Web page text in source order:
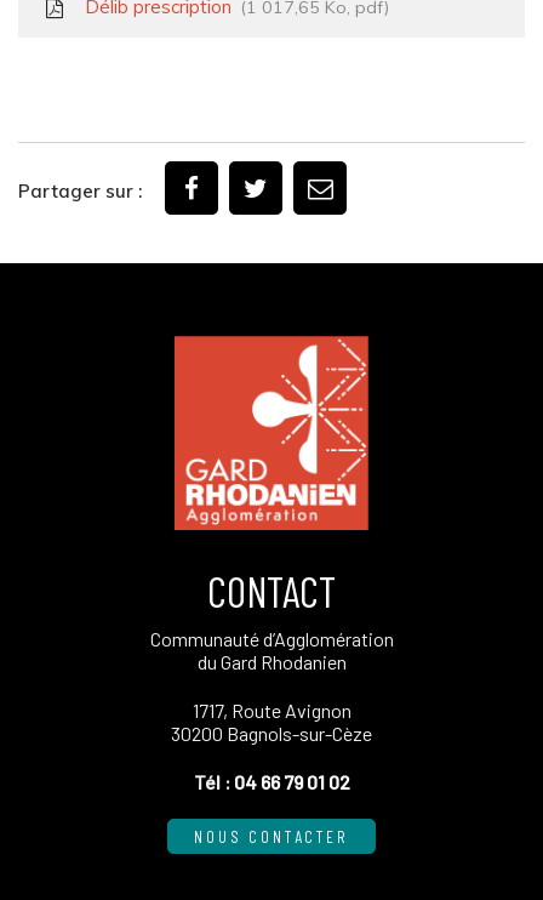
Délib prescription 1 017,65 Ko, pdf
Partager sur :
CONTACT
Communauté d’Agglomération
du Gard Rhodanien
1717, Route Avignon
30200 Bagnols-sur-Cèze
Tél : 04 66 79 01 02
NOUS CONTACTER